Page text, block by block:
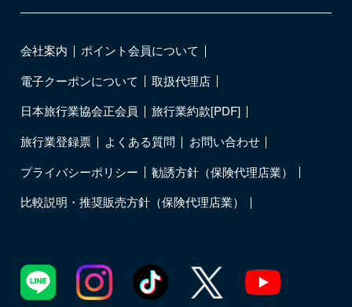
会社案内
ポイント会員について
電子クーポンについて
取扱代理店
日本旅行業協会正会員
旅行業約款[PDF]
旅行業登録票
よくある質問
お問い合わせ
プライバシーポリシー
勧誘方針（保険代理店業）
比較説明・推奨販売方針（保険代理店業）